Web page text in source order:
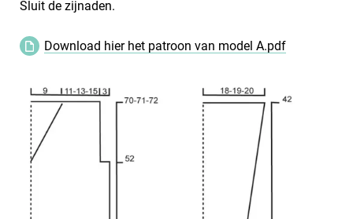
Sluit de zijnaden.
Download hier het patroon van model A.pdf